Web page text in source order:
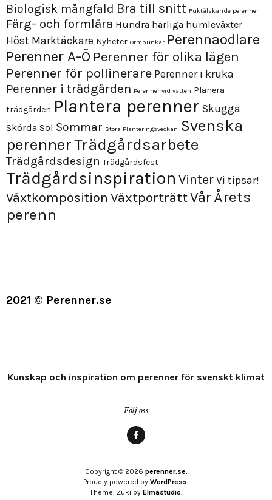
Biologisk mångfald Bra till snitt Fuktälskande perenner
Färg- och formlära Hundra härliga humleväxter
Höst Marktäckare Nyheter Ormbunkar Perennaodlare
Perenner A-Ö Perenner för olika lägen
Perenner för pollinerare Perenner i kruka
Perenner i trädgården Perenner vid vatten Planera
trädgården Plantera perenner Skugga
Skörda Sol Sommar Stora Planteringsveckan Svenska
perennerTrädgårdsarbete
Trädgårdsdesign Trädgårdsfest
Trädgårdsinspiration VinterVi tipsar!
Växtkomposition VäxtporträttVårÅrets
perenn
2021 © Perenner.se
Kunskap och inspiration om perenner för svenskt klimat
Följ oss
Copyright © 2026 perenner.se.
Proudly powered by WordPress.
Theme: Zuki by Elmastudio.